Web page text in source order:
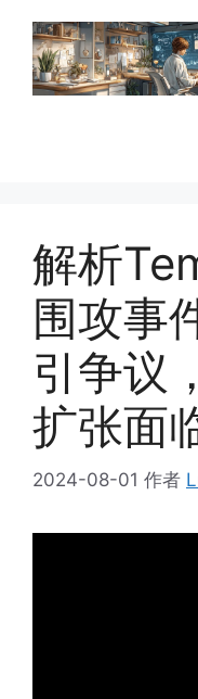
解析
围攻事
引争议
扩张面
2024-08-01 作者